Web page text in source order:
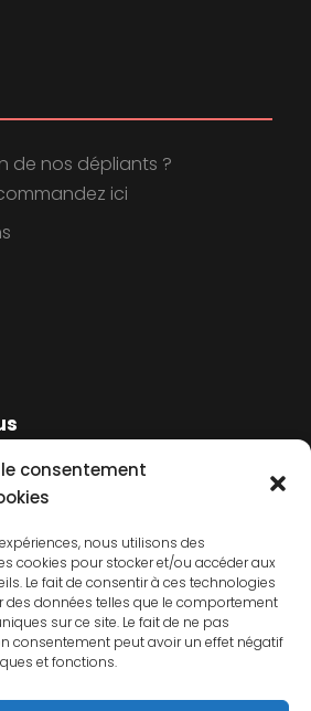
consentement
nous utilisons des
cookies pour stocker et/ou accéder aux
Le fait de consentir à ces technologies
des données telles que le comportement
sur ce site. Le fait de ne pas
consentement peut avoir un effet négatif
et fonctions.
de nos dépliants ?
ici